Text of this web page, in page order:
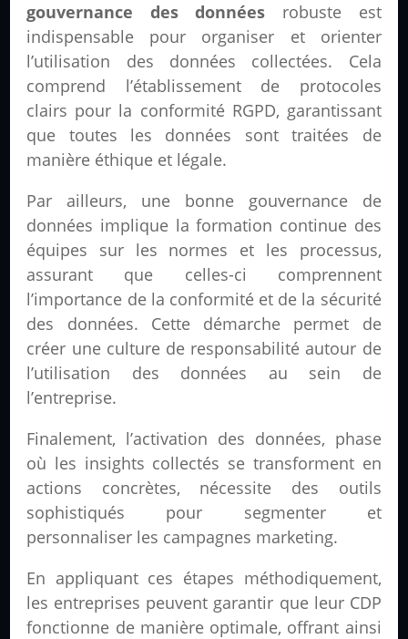
gouvernance des données robuste est
indispensable pour organiser et orienter
l’utilisation des données collectées. Cela
comprend l’établissement de protocoles
clairs pour la conformité RGPD, garantissant
que toutes les données sont traitées de
manière éthique et légale.
Par ailleurs, une bonne gouvernance de
données implique la formation continue des
équipes sur les normes et les processus,
assurant que celles-ci comprennent
l’importance de la conformité et de la sécurité
des données. Cette démarche permet de
créer une culture de responsabilité autour de
l’utilisation des données au sein de
l’entreprise.
Finalement, l’activation des données, phase
où les insights collectés se transforment en
actions concrètes, nécessite des outils
sophistiqués pour segmenter et
personnaliser les campagnes marketing.
En appliquant ces étapes méthodiquement,
les entreprises peuvent garantir que leur CDP
fonctionne de manière optimale, offrant ainsi